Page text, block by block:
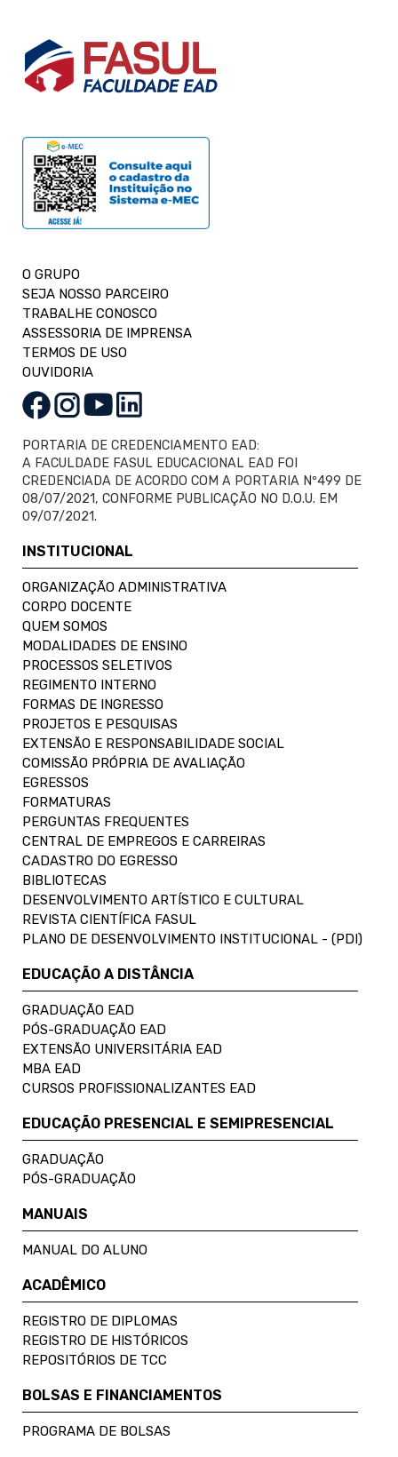
O GRUPO
SEJA NOSSO PARCEIRO
TRABALHE CONOSCO
ASSESSORIA DE IMPRENSA
TERMOS DE USO
OUVIDORIA
PORTARIA DE CREDENCIAMENTO EAD:
A FACULDADE FASUL EDUCACIONAL EAD FOI
CREDENCIADA DE ACORDO COM A PORTARIA Nº499 DE
08/07/2021, CONFORME PUBLICAÇÃO NO D.O.U. EM
09/07/2021.
INSTITUCIONAL
ORGANIZAÇÃO ADMINISTRATIVA
CORPO DOCENTE
QUEM SOMOS
MODALIDADES DE ENSINO
PROCESSOS SELETIVOS
REGIMENTO INTERNO
FORMAS DE INGRESSO
PROJETOS E PESQUISAS
EXTENSÃO E RESPONSABILIDADE SOCIAL
COMISSÃO PRÓPRIA DE AVALIAÇÃO
EGRESSOS
FORMATURAS
PERGUNTAS FREQUENTES
CENTRAL DE EMPREGOS E CARREIRAS
CADASTRO DO EGRESSO
BIBLIOTECAS
DESENVOLVIMENTO ARTÍSTICO E CULTURAL
REVISTA CIENTÍFICA FASUL
PLANO DE DESENVOLVIMENTO INSTITUCIONAL - (PDI)
EDUCAÇÃO A DISTÂNCIA
GRADUAÇÃO EAD
PÓS-GRADUAÇÃO EAD
EXTENSÃO UNIVERSITÁRIA EAD
MBA EAD
CURSOS PROFISSIONALIZANTES EAD
EDUCAÇÃO PRESENCIAL E SEMIPRESENCIAL
GRADUAÇÃO
PÓS-GRADUAÇÃO
MANUAIS
MANUAL DO ALUNO
ACADÊMICO
REGISTRO DE DIPLOMAS
REGISTRO DE HISTÓRICOS
REPOSITÓRIOS DE TCC
BOLSAS E FINANCIAMENTOS
PROGRAMA DE BOLSAS